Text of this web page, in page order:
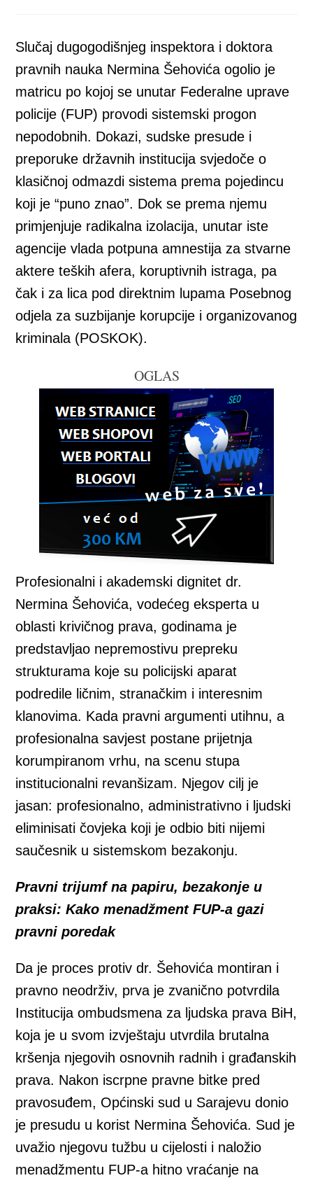
Slučaj dugogodišnjeg inspektora i doktora
pravnih nauka Nermina Šehovića ogolio je
matricu po kojoj se unutar Federalne uprave
policije (FUP) provodi sistemski progon
nepodobnih. Dokazi, sudske presude i
preporuke državnih institucija svjedoče o
klasičnoj odmazdi sistema prema pojedincu
koji je “puno znao”. Dok se prema njemu
primjenjuje radikalna izolacija, unutar iste
agencije vlada potpuna amnestija za stvarne
aktere teških afera, koruptivnih istraga, pa
čak i za lica pod direktnim lupama Posebnog
odjela za suzbijanje korupcije i organizovanog
kriminala (POSKOK).
OGLAS
Profesionalni i akademski dignitet dr.
Nermina Šehovića, vodećeg eksperta u
oblasti krivičnog prava, godinama je
predstavljao nepremostivu prepreku
strukturama koje su policijski aparat
podredile ličnim, stranačkim i interesnim
klanovima. Kada pravni argumenti utihnu, a
profesionalna savjest postane prijetnja
korumpiranom vrhu, na scenu stupa
institucionalni revanšizam. Njegov cilj je
jasan: profesionalno, administrativno i ljudski
eliminisati čovjeka koji je odbio biti nijemi
saučesnik u sistemskom bezakonju.
Pravni trijumf na papiru, bezakonje u
praksi: Kako menadžment FUP-a gazi
pravni poredak
Da je proces protiv dr. Šehovića montiran i
pravno neodrživ, prva je zvanično potvrdila
Institucija ombudsmena za ljudska prava BiH,
koja je u svom izvještaju utvrdila brutalna
kršenja njegovih osnovnih radnih i građanskih
prava. Nakon iscrpne pravne bitke pred
pravosuđem, Općinski sud u Sarajevu donio
je presudu u korist Nermina Šehovića. Sud je
uvažio njegovu tužbu u cijelosti i naložio
menadžmentu FUP-a hitno vraćanje na